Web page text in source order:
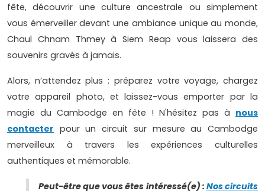
fête, découvrir une culture ancestrale ou simplement
vous émerveiller devant une ambiance unique au monde,
Chaul Chnam Thmey à Siem Reap vous laissera des
souvenirs gravés à jamais.
Alors, n’attendez plus : préparez votre voyage, chargez
votre appareil photo, et laissez-vous emporter par la
magie du Cambodge en fête ! N'hésitez pas à nous
contacter pour un circuit sur mesure au Cambodge
merveilleux à travers les expériences culturelles
authentiques et mémorable.
Peut-être que vous êtes intéressé(e) : Nos circuits